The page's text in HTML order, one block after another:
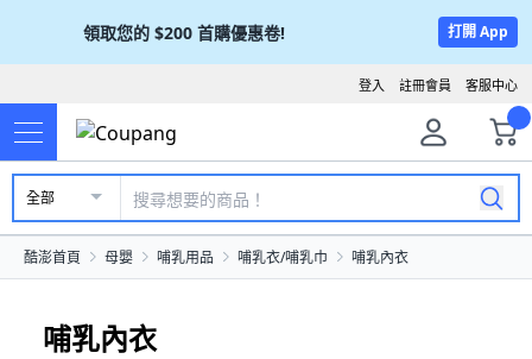
領取您的 $200 首購優惠卷! 打開 App
客服中心
註冊會員
登入
全部
酷澎首頁 母嬰 哺乳用品 哺乳衣/哺乳巾 哺乳內衣
哺乳內衣